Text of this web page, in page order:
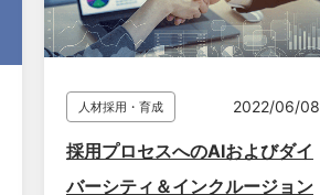
人材採用・育成 2022/06/08
採用プロセスへのAIおよびダイ
バーシティ＆インクルージョン